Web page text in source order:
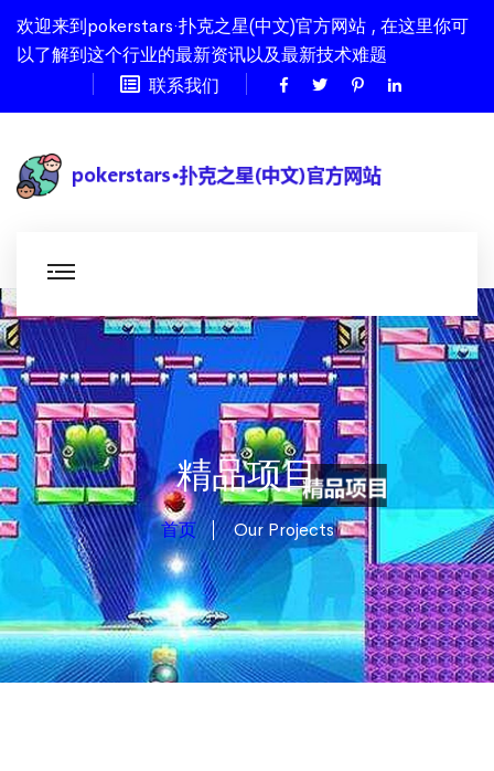
欢迎来到pokerstars·扑克之星(中文)官方网站 , 在这里你可
以了解到这个行业的最新资讯以及最新技术难题
联系我们
精品项目
首页 Our Projects